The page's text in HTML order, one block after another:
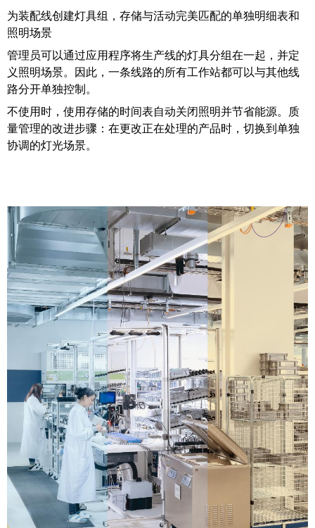
为装配线创建灯具组，存储与活动完美匹配的单独明细表和
照明场景
管理员可以通过应用程序将生产线的灯具分组在一起，并定
义照明场景。因此，一条线路的所有工作站都可以与其他线
路分开单独控制。
不使用时，使用存储的时间表自动关闭照明并节省能源。质
量管理的改进步骤：在更改正在处理的产品时，切换到单独
协调的灯光场景。